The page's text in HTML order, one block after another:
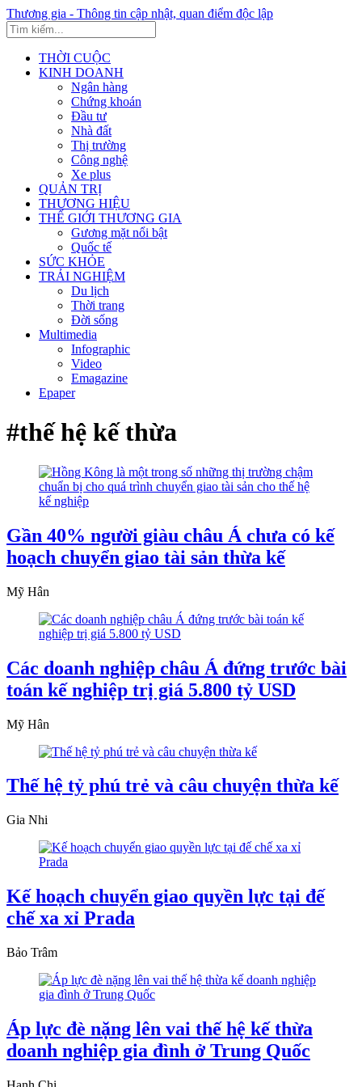
Thương gia - Thông tin cập nhật, quan điểm độc lập
THỜI CUỘC
KINH DOANH
Ngân hàng
Chứng khoán
Đầu tư
Nhà đất
Thị trường
Công nghệ
Xe plus
QUẢN TRỊ
THƯƠNG HIỆU
THẾ GIỚI THƯƠNG GIA
Gương mặt nổi bật
Quốc tế
SỨC KHỎE
TRẢI NGHIỆM
Du lịch
Thời trang
Đời sống
Multimedia
Infographic
Video
Emagazine
Epaper
#thế hệ kế thừa
Gần 40% người giàu châu Á chưa có kế
hoạch chuyển giao tài sản thừa kế
Mỹ Hân
Các doanh nghiệp châu Á đứng trước bài
toán kế nghiệp trị giá 5.800 tỷ USD
Mỹ Hân
Thế hệ tỷ phú trẻ và câu chuyện thừa kế
Gia Nhi
Kế hoạch chuyển giao quyền lực tại đế
chế xa xỉ Prada
Bảo Trâm
Áp lực đè nặng lên vai thế hệ kế thừa
doanh nghiệp gia đình ở Trung Quốc